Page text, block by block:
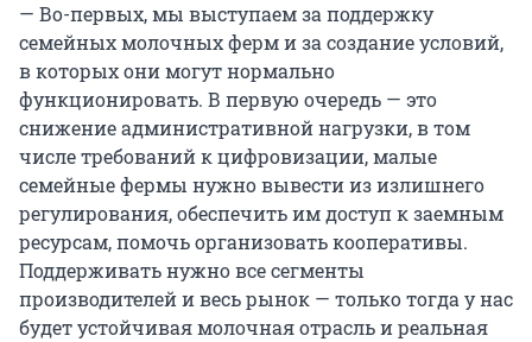
— Во-первых, мы выступаем за поддержку
семейных молочных ферм и за создание условий,
в которых они могут нормально
функционировать. В первую очередь — это
снижение административной нагрузки, в том
числе требований к цифровизации, малые
семейные фермы нужно вывести из излишнего
регулирования, обеспечить им доступ к заемным
ресурсам, помочь организовать кооперативы.
Поддерживать нужно все сегменты
производителей и весь рынок — только тогда у нас
будет устойчивая молочная отрасль и реальная